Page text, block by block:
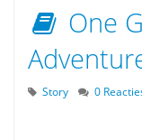
One
Story 0